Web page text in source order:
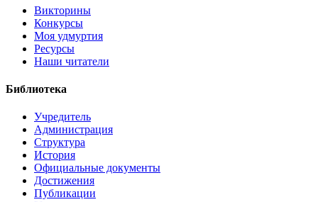
Викторины
Конкурсы
Моя удмуртия
Ресурсы
Наши читатели
Библиотека
Учредитель
Администрация
Структура
История
Официальные документы
Достижения
Публикации